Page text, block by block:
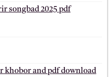
songbad 2025 pdf
khobor and pdf download